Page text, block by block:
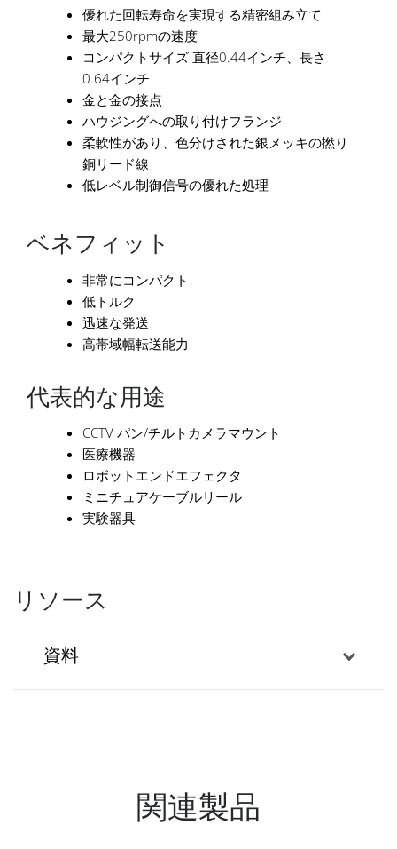
優れた回転寿命を実現する精密組み立て
最大250rpmの速度
コンパクトサイズ 直径0.44インチ、長さ
0.64インチ
金と金の接点
ハウジングへの取り付けフランジ
柔軟性があり、色分けされた銀メッキの撚り
銅リード線
低レベル制御信号の優れた処理
ベネフィット
非常にコンパクト
低トルク
迅速な発送
高帯域幅転送能力
代表的な用途
CCTV パン/チルトカメラマウント
医療機器
ロボットエンドエフェクタ
ミニチュアケーブルリール
実験器具
リソース
資料
関連製品